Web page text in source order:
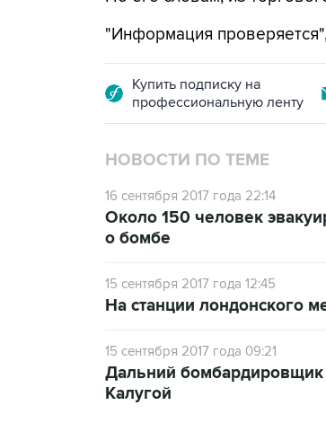
"Информация
Купить подписку на
профессиональную ленту
НОВОСТИ ПО ТЕМЕ
16 сентября 2017 года 22:14
Около 150 человек
о бомбе
15 сентября 2017 года 12:45
На станции лондонского
15 сентября 2017 года 09:21
Дальний бомбардировщик
Калугой